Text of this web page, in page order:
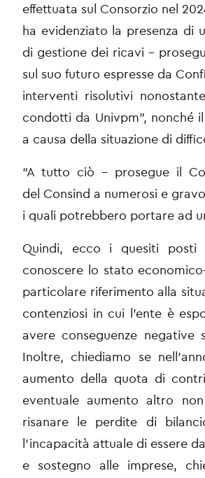
effettuata sul Consorzio nel
ha evidenziato la presenza di
di gestione dei ricavi -
sul suofuturo espresse da
interventi risolutivi
condotti da Univpm”, nonché
a causa della situazione di
“A tutto ciò - prosegue il
del Consind a numerosi e
i quali potrebbero portare ad
Quindi, ecco i quesiti posti
conoscere lo stato
particolare riferimento alla
contenziosi in cui l’ente è
avere conseguenze negative
Inoltre, chiediamo se
aumento della quota di
eventuale aumento altro
risanare le perdite di
l’incapacità attuale di essere
e sostegno alle imprese,